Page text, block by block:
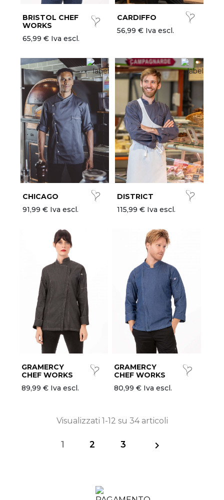
BRISTOL CHEF
WORKS
65,99 € Iva escl.
CARDIFFO
56,99 € Iva escl.
CHICAGO
91,99 € Iva escl.
DISTRICT
115,99 € Iva escl.
GRAMERCY
CHEF WORKS
89,99 € Iva escl.
GRAMERCY
CHEF WORKS
80,99 € Iva escl.
Visualizzati 1-12 su 34 articoli
1 2 3 